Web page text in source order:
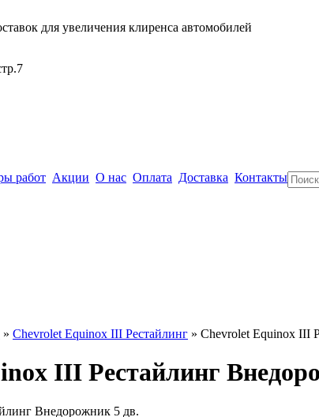
для увеличения клиренса автомобилей
работ Акции О нас Оплата Доставка Контакты Поиск
» Chevrolet Equinox III Рестайлинг » Chevrolet Equinox III
III Рестайлинг